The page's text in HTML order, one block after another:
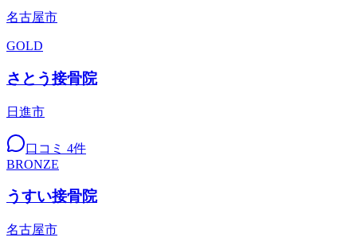
名古屋市
GOLD
さとう接骨院
日進市
口コミ 4件
BRONZE
うすい接骨院
名古屋市